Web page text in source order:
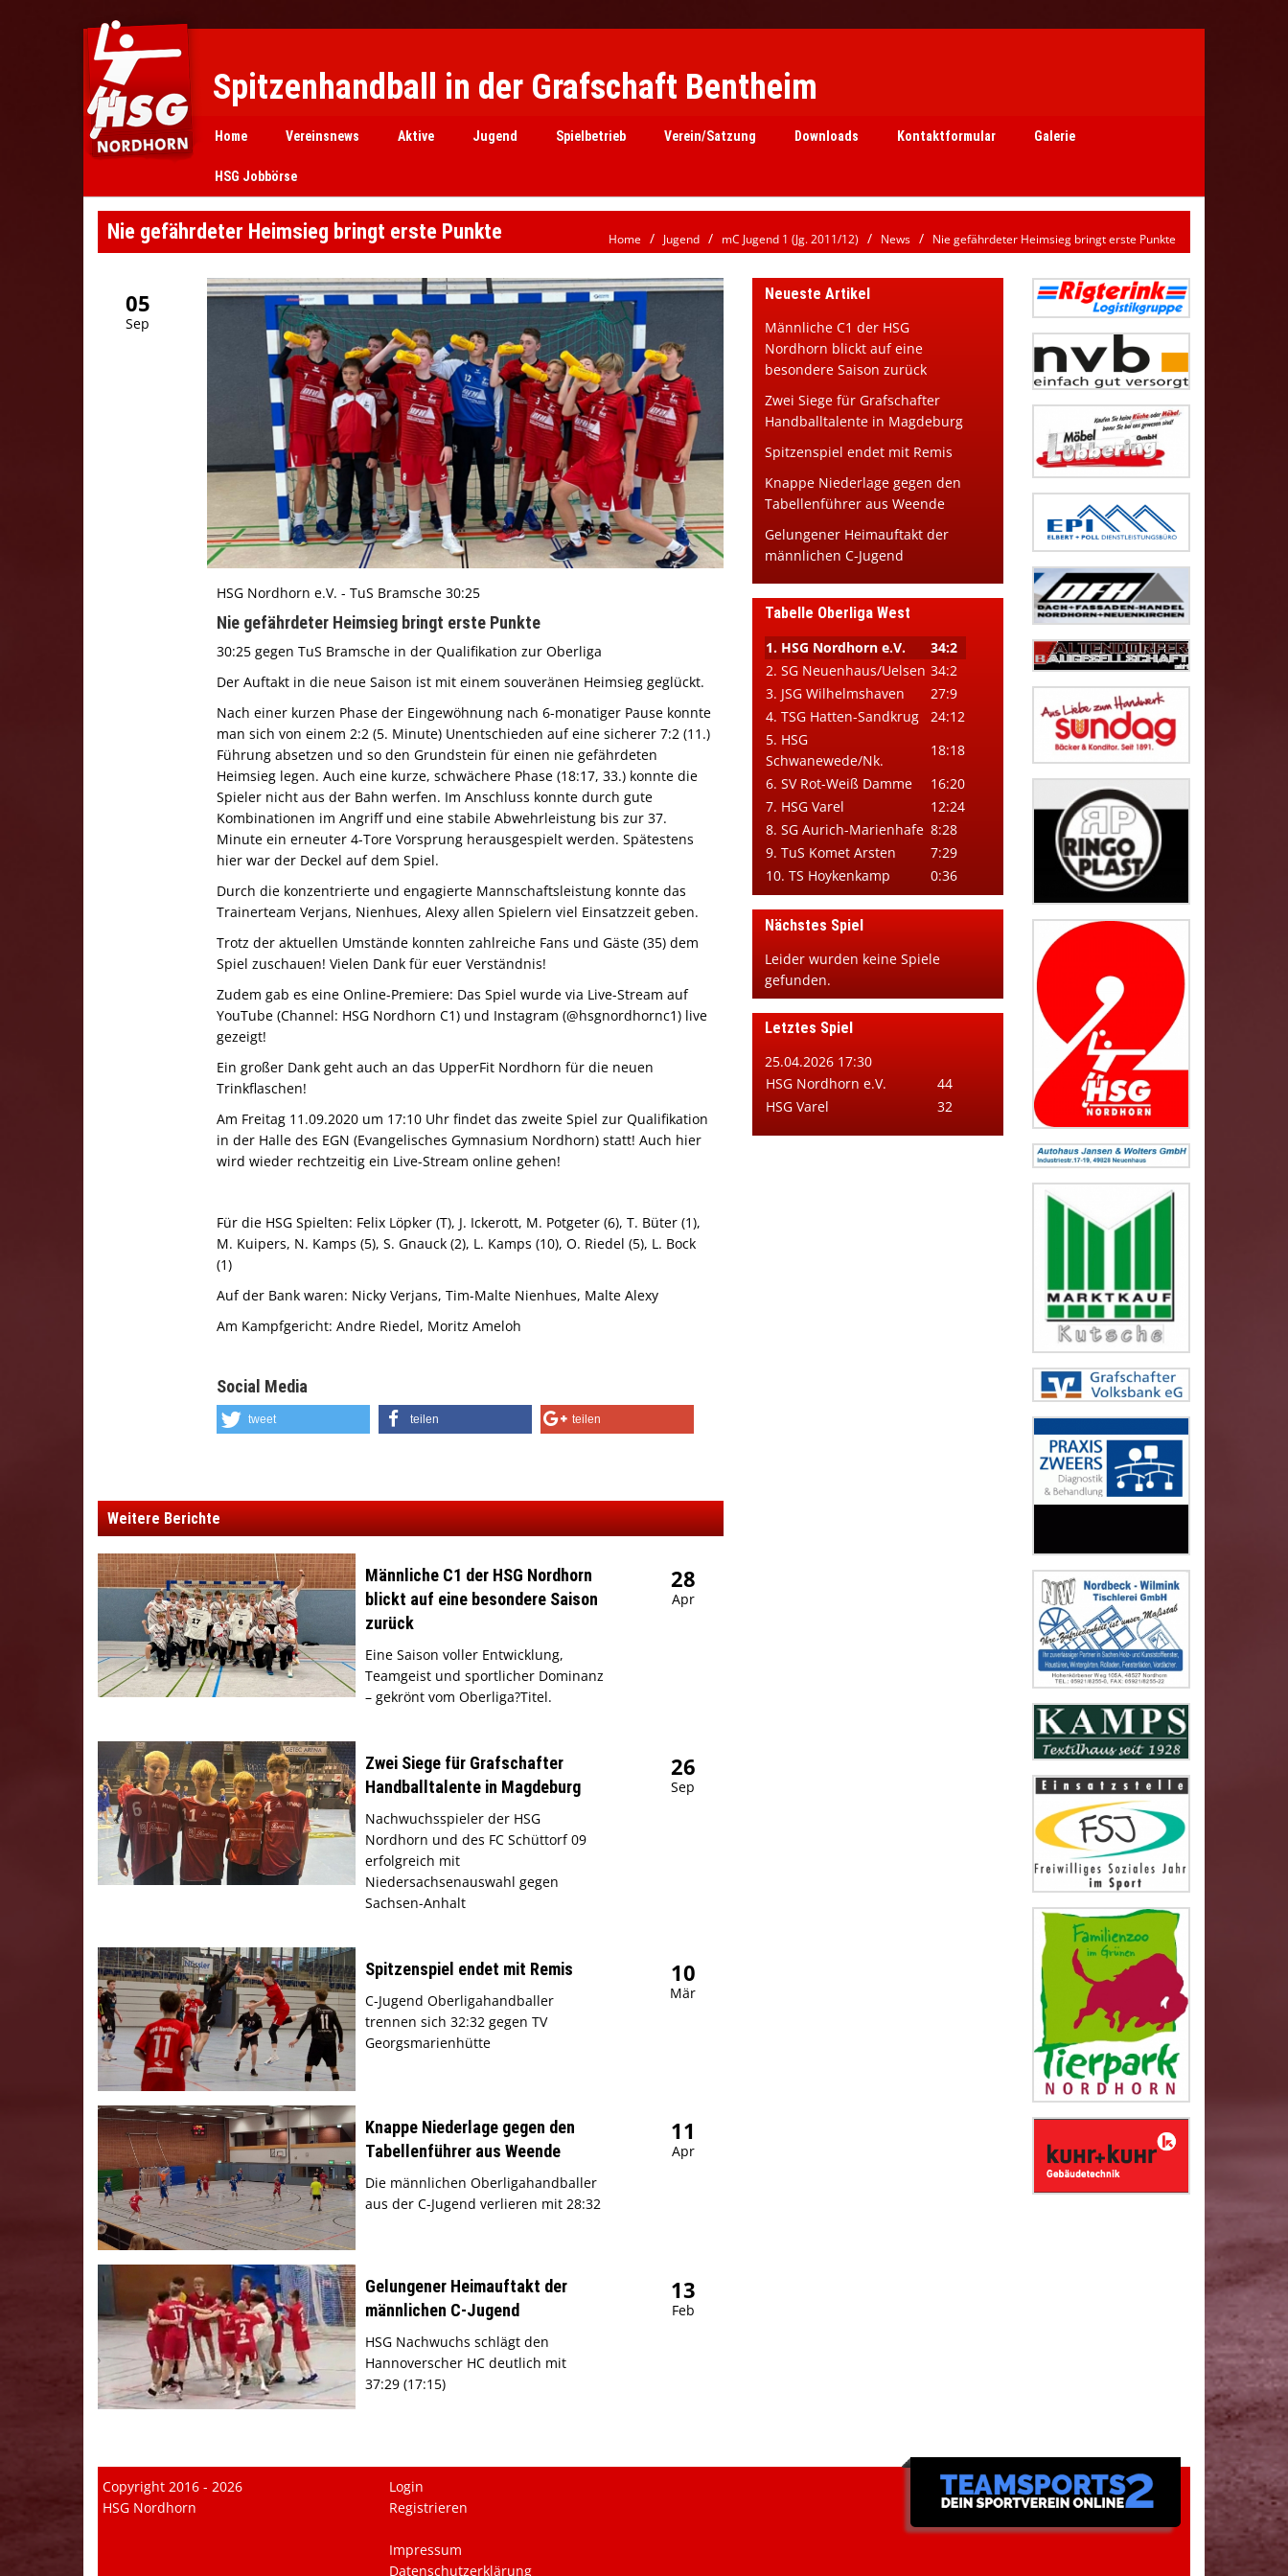
Spitzenhandball in der Grafschaft Bentheim
Home Vereinsnews Aktive Jugend Spielbetrieb Verein/Satzung Downloads Kontaktformular Galerie
HSG Jobbörse
Nie gefährdeter Heimsieg bringt erste Punkte Home Jugend mC Jugend 1 (Jg. 2011/12) News Nie gefährdeter Heimsieg bringt erste Punkte
05
Sep
HSG Nordhorn e.V. - TuS Bramsche 30:25
Nie gefährdeter Heimsieg bringt erste Punkte
30:25 gegen TuS Bramsche in der Qualifikation zur Oberliga
Der Auftakt in die neue Saison ist mit einem souveränen Heimsieg geglückt.
Nach einer kurzen Phase der Eingewöhnung nach 6-monatiger Pause konnte
man sich von einem 2:2 (5. Minute) Unentschieden auf eine sicherer 7:2 (11.)
Führung absetzen und so den Grundstein für einen nie gefährdeten
Heimsieg legen. Auch eine kurze, schwächere Phase (18:17, 33.) konnte die
Spieler nicht aus der Bahn werfen. Im Anschluss konnte durch gute
Kombinationen im Angriff und eine stabile Abwehrleistung bis zur 37.
Minute ein erneuter 4-Tore Vorsprung herausgespielt werden. Spätestens
hier war der Deckel auf dem Spiel.
Durch die konzentrierte und engagierte Mannschaftsleistung konnte das
Trainerteam Verjans, Nienhues, Alexy allen Spielern viel Einsatzzeit geben.
Trotz der aktuellen Umstände konnten zahlreiche Fans und Gäste (35) dem
Spiel zuschauen! Vielen Dank für euer Verständnis!
Zudem gab es eine Online-Premiere: Das Spiel wurde via Live-Stream auf
YouTube (Channel: HSG Nordhorn C1) und Instagram (@hsgnordhornc1) live
gezeigt!
Ein großer Dank geht auch an das UpperFit Nordhorn für die neuen
Trinkflaschen!
Am Freitag 11.09.2020 um 17:10 Uhr findet das zweite Spiel zur Qualifikation
in der Halle des EGN (Evangelisches Gymnasium Nordhorn) statt! Auch hier
wird wieder rechtzeitig ein Live-Stream online gehen!
Für die HSG Spielten: Felix Löpker (T), J. Ickerott, M. Potgeter (6), T. Büter (1),
M. Kuipers, N. Kamps (5), S. Gnauck (2), L. Kamps (10), O. Riedel (5), L. Bock
(1)
Auf der Bank waren: Nicky Verjans, Tim-Malte Nienhues, Malte Alexy
Am Kampfgericht: Andre Riedel, Moritz Ameloh
Social Media
tweet teilen teilen
Weitere Berichte
Männliche C1 der HSG Nordhorn
blickt auf eine besondere Saison
zurück
Eine Saison voller Entwicklung,
Teamgeist und sportlicher Dominanz
– gekrönt vom Oberliga?Titel.
28
Apr
Zwei Siege für Grafschafter
Handballtalente in Magdeburg
Nachwuchsspieler der HSG
Nordhorn und des FC Schüttorf 09
erfolgreich mit
Niedersachsenauswahl gegen
Sachsen-Anhalt
26
Sep
Spitzenspiel endet mit Remis
C-Jugend Oberligahandballer
trennen sich 32:32 gegen TV
Georgsmarienhütte
10
Mär
Knappe Niederlage gegen den
Tabellenführer aus Weende
Die männlichen Oberligahandballer
aus der C-Jugend verlieren mit 28:32
11
Apr
Gelungener Heimauftakt der
männlichen C-Jugend
HSG Nachwuchs schlägt den
Hannoverscher HC deutlich mit
37:29 (17:15)
13
Feb
Neueste Artikel
Männliche C1 der HSG
Nordhorn blickt auf eine
besondere Saison zurück
Zwei Siege für Grafschafter
Handballtalente in Magdeburg
Spitzenspiel endet mit Remis
Knappe Niederlage gegen den
Tabellenführer aus Weende
Gelungener Heimauftakt der
männlichen C-Jugend
Tabelle Oberliga West
1. HSG Nordhorn e.V.
34:2
2. SG Neuenhaus/Uelsen 34:2
3. JSG Wilhelmshaven
27:9
4. TSG Hatten-Sandkrug
24:12
5. HSG
Schwanewede/Nk.
18:18
6. SV Rot-Weiß Damme
16:20
7. HSG Varel
12:24
8. SG Aurich-Marienhafe 8:28
9. TuS Komet Arsten
7:29
10. TS Hoykenkamp
0:36
Nächstes Spiel
Leider wurden keine Spiele
gefunden.
Letztes Spiel
25.04.2026 17:30
HSG Nordhorn e.V.
44
HSG Varel
32
Copyright 2016 - 2026
HSG Nordhorn
Login
Registrieren
Impressum
Datenschutzerklärung